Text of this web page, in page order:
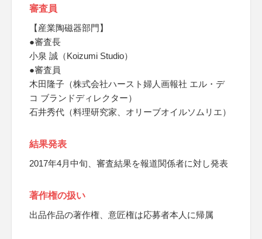
審査員
【産業陶磁器部門】
●審査長
小泉 誠（Koizumi Studio）
●審査員
木田隆子（株式会社ハースト婦人画報社 エル・デ
コ ブランドディレクター）
石井秀代（料理研究家、オリーブオイルソムリエ）
結果発表
2017年4月中旬、審査結果を報道関係者に対し発表
著作権の扱い
出品作品の著作権、意匠権は応募者本人に帰属